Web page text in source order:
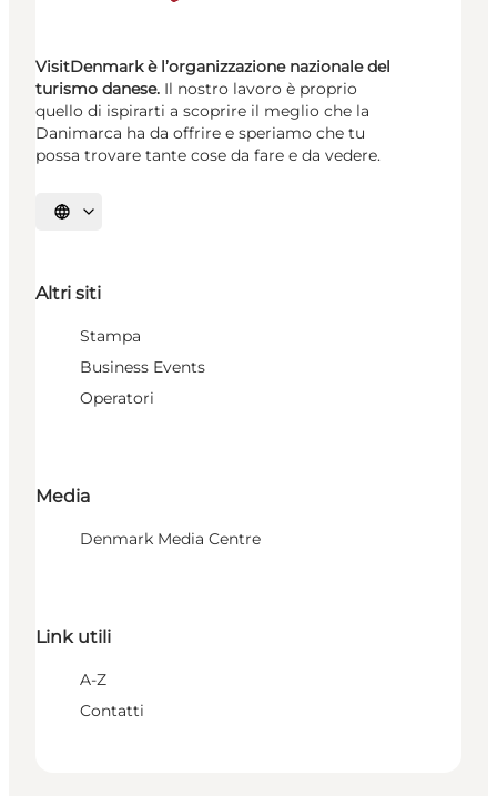
VisitDenmark è l’organizzazione nazionale del
turismo danese. Il nostro lavoro è proprio
quello di ispirarti a scoprire il meglio che la
Danimarca ha da offrire e speriamo che tu
possa trovare tante cose da fare e da vedere.
Seleziona la lingua
Altri siti
Stampa
Business Events
Operatori
Media
Denmark Media Centre
Link utili
A-Z
Contatti